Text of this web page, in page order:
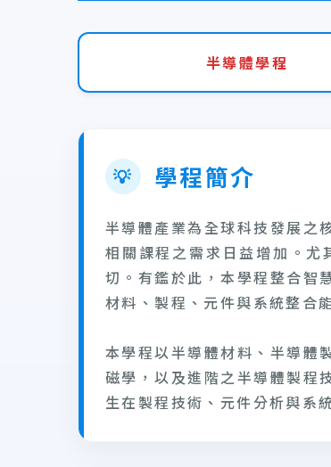
半導體學程
💡 學程簡介
半導體產業為全球科技發展之
相關課程之需求日益增加。
切。有鑑於此，本學程整合智
材料、製程、元件與系統整合
本學程以半導體材料、半導體
磁學，以及進階之半導體製程
生在製程技術、元件分析與系